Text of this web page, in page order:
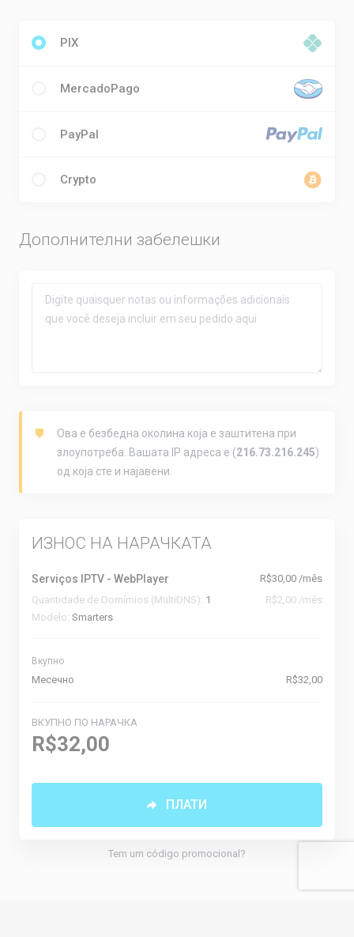
PIX
MercadoPago
PayPal
Crypto
Дополнителни забелешки
Ова е безбедна околина која е заштитена при
злоупотреба. Вашата IP адреса е (216.73.216.245)
од која сте и најавени.
ИЗНОС НА НАРАЧКАТА
Serviços IPTV - WebPlayer
R$30,00 /mês
Quantidade de Domímios (MultiDNS): 1
R$2,00 /mês
Modelo: Smarters
Вкупно
Месечно R$32,00
ВКУПНО ПО НАРАЧКА
R$32,00
ПЛАТИ
Tem um código promocional?